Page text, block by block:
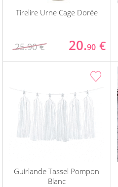
Tirelire Urne Cage Dorée
25.90 € 20.90 €
Guirlande Tassel Pompon
Blanc